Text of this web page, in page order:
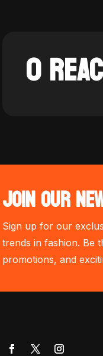
0
JOIN OUR
Sign up for our
trends in fashion. Be
promotions, and